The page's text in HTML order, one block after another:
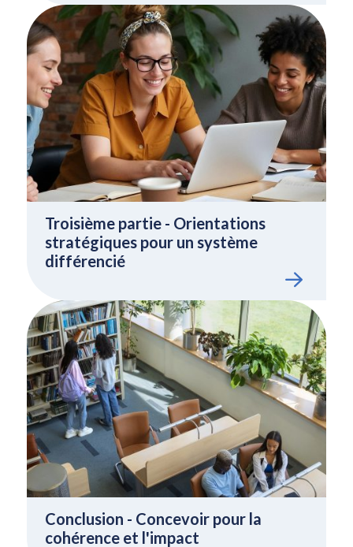
Troisième partie - Orientations
stratégiques pour un système
différencié
Conclusion - Concevoir pour la
cohérence et l'impact